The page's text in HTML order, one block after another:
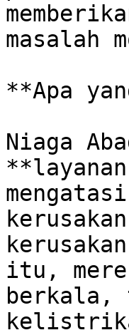
masalah
**Apa
Niaga
itu,
berkala,